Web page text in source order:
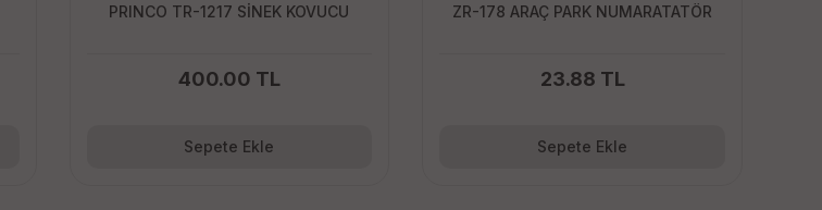
PRINCO TR-1217 SİNEK KOVUCU
400.00 TL
Sepete Ekle
ZR-178 ARAÇ PARK NUMARATATÖR
23.88 TL
Sepete Ekle